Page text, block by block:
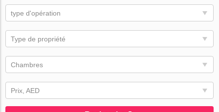
type d'opération
Type de propriété
Chambres
Prix, AED